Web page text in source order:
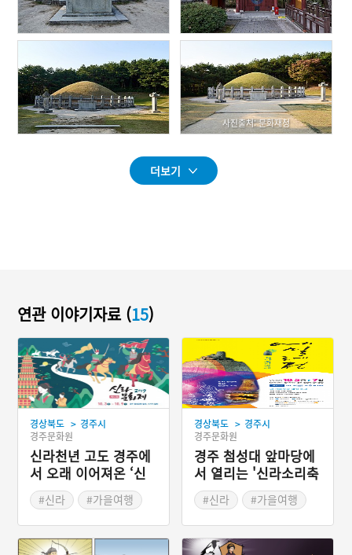
사진출처: 문화재청
더보기
연관 이야기자료 (15)
경상북도 > 경주시
경주문화원
신라천년 고도 경주에
서 오래 이어져온 ‘신
라문화제’
#신라
#가을여행
경상북도 > 경주시
경주문화원
경주 첨성대 앞마당에
서 열리는 '신라소리축
제 에밀레전'
#신라
#가을여행